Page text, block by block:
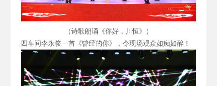
（诗歌朗诵《你好，川恒》）
四车间李永俊一首《曾经的你》，令现场观众如痴如醉！